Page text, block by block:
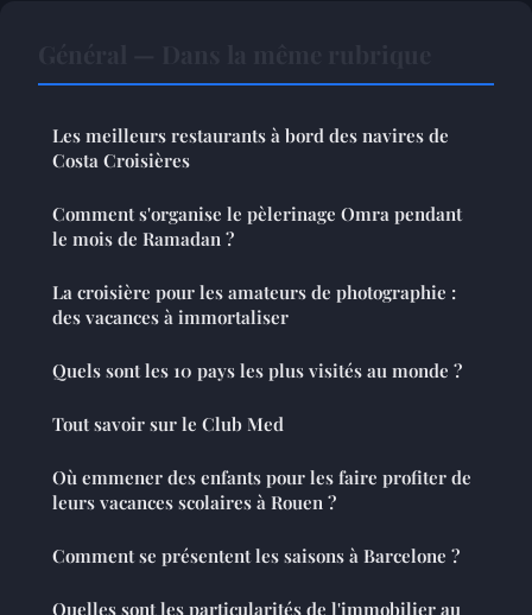
Les meilleurs restaurants à bord des navires de
Costa Croisières
Comment s'organise le pèlerinage Omra pendant
le mois de Ramadan ?
La croisière pour les amateurs de photographie :
des vacances à immortaliser
Quels sont les 10 pays les plus visités au monde ?
Tout savoir sur le Club Med
Où emmener des enfants pour les faire profiter de
leurs vacances scolaires à Rouen ?
Comment se présentent les saisons à Barcelone ?
Quelles sont les particularités de l'immobilier au